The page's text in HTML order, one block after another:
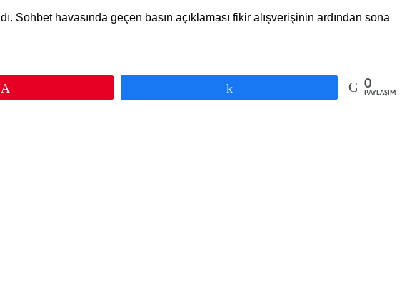
Sohbet havasında geçen basın açıklaması fikir alışverişinin ardından sona
0